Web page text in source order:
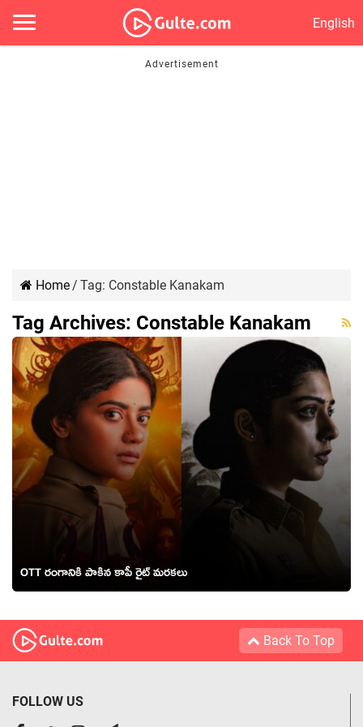
English
Home/ Tag: Constable Kanakam
Tag Archives: Constable Kanakam
OTT రంగానికి పాకిన కాపీ రైట్ మరకలు
Back To Top
FOLLOW US